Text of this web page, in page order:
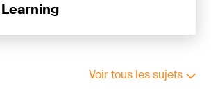
Learning
Voir tous les sujets